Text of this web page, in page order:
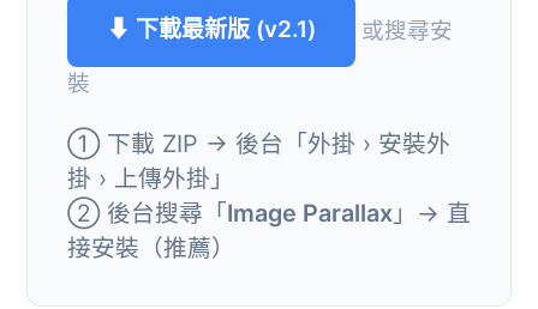
⬇ 下載最新版 (v2.1)
或搜尋安
裝
① 下載 ZIP → 後台「外掛 › 安裝外
掛 › 上傳外掛」
② 後台搜尋「Image Parallax 」→ 直
接安裝（推薦）